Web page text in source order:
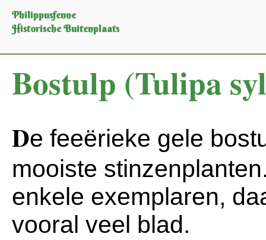
Philippusfenne
Historische Buitenplaats
Bostulp (Tulipa
De feeërieke gele
mooiste
enkele exemplaren,
vooral veel blad.